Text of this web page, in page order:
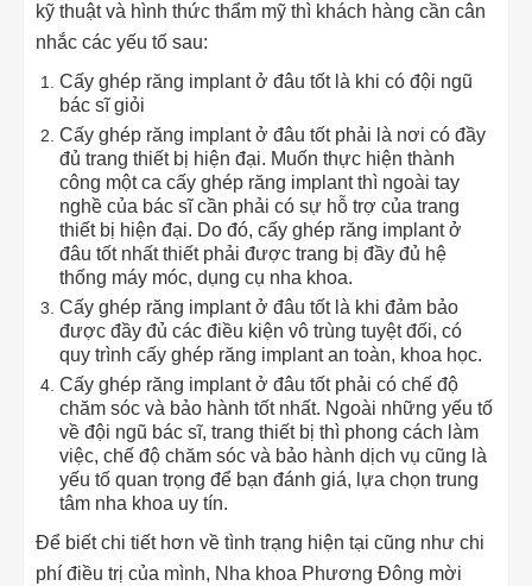
kỹ thuật và hình thức thẩm mỹ thì khách hàng cần cân
nhắc các yếu tố sau:
Cấy ghép răng implant ở đâu tốt là khi có đội ngũ
bác sĩ giỏi
Cấy ghép răng implant ở đâu tốt phải là nơi có đầy
đủ trang thiết bị hiện đại. Muốn thực hiện thành
công một ca cấy ghép răng implant thì ngoài tay
nghề của bác sĩ cần phải có sự hỗ trợ của trang
thiết bị hiện đại. Do đó, cấy ghép răng implant ở
đâu tốt nhất thiết phải được trang bị đầy đủ hệ
thống máy móc, dụng cụ nha khoa.
Cấy ghép răng implant ở đâu tốt là khi đảm bảo
được đầy đủ các điều kiện vô trùng tuyệt đối, có
quy trình cấy ghép răng implant an toàn, khoa học.
Cấy ghép răng implant ở đâu tốt phải có chế độ
chăm sóc và bảo hành tốt nhất. Ngoài những yếu tố
về đội ngũ bác sĩ, trang thiết bị thì phong cách làm
việc, chế độ chăm sóc và bảo hành dịch vụ cũng là
yếu tố quan trọng để bạn đánh giá, lựa chọn trung
tâm nha khoa uy tín.
Để biết chi tiết hơn về tình trạng hiện tại cũng như chi
phí điều trị của mình, Nha khoa Phương Đông mời